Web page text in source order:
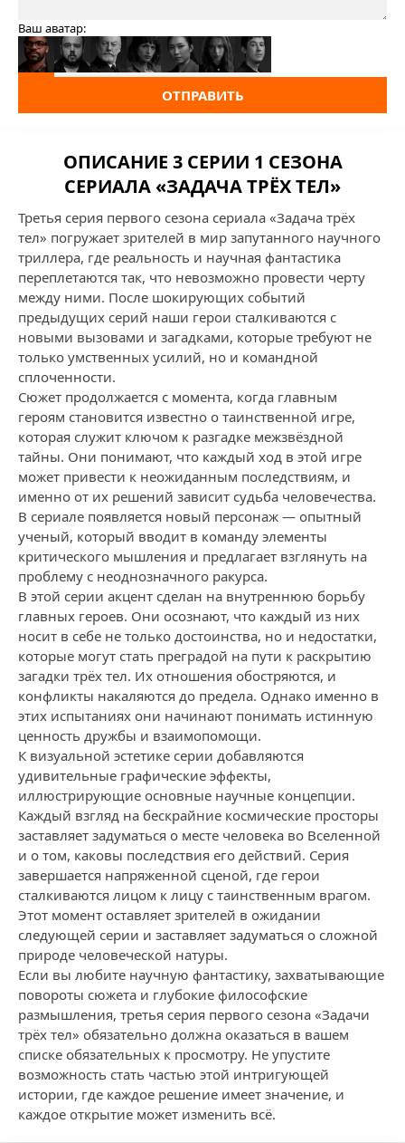
Ваш аватар:
ОТПРАВИТЬ
ОПИСАНИЕ 3 СЕРИИ 1 СЕЗОНА
СЕРИАЛА «ЗАДАЧА ТРЁХ ТЕЛ»
Третья серия первого сезона сериала «Задача трёх
тел» погружает зрителей в мир запутанного научного
триллера, где реальность и научная фантастика
переплетаются так, что невозможно провести черту
между ними. После шокирующих событий
предыдущих серий наши герои сталкиваются с
новыми вызовами и загадками, которые требуют не
только умственных усилий, но и командной
сплоченности.
Сюжет продолжается с момента, когда главным
героям становится известно о таинственной игре,
которая служит ключом к разгадке межзвёздной
тайны. Они понимают, что каждый ход в этой игре
может привести к неожиданным последствиям, и
именно от их решений зависит судьба человечества.
В сериале появляется новый персонаж — опытный
ученый, который вводит в команду элементы
критического мышления и предлагает взглянуть на
проблему с неоднозначного ракурса.
В этой серии акцент сделан на внутреннюю борьбу
главных героев. Они осознают, что каждый из них
носит в себе не только достоинства, но и недостатки,
которые могут стать преградой на пути к раскрытию
загадки трёх тел. Их отношения обостряются, и
конфликты накаляются до предела. Однако именно в
этих испытаниях они начинают понимать истинную
ценность дружбы и взаимопомощи.
К визуальной эстетике серии добавляются
удивительные графические эффекты,
иллюстрирующие основные научные концепции.
Каждый взгляд на бескрайние космические просторы
заставляет задуматься о месте человека во Вселенной
и о том, каковы последствия его действий. Серия
завершается напряженной сценой, где герои
сталкиваются лицом к лицу с таинственным врагом.
Этот момент оставляет зрителей в ожидании
следующей серии и заставляет задуматься о сложной
природе человеческой натуры.
Если вы любите научную фантастику, захватывающие
повороты сюжета и глубокие философские
размышления, третья серия первого сезона «Задачи
трёх тел» обязательно должна оказаться в вашем
списке обязательных к просмотру. Не упустите
возможность стать частью этой интригующей
истории, где каждое решение имеет значение, и
каждое открытие может изменить всё.